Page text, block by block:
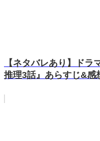
【ネタバレあり】ド
推理3話』あらすじ&